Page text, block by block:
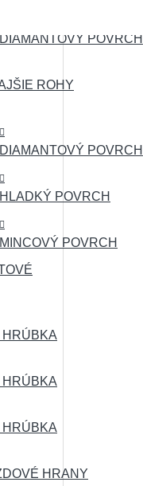
DIAMANTOVÝ POVRCH
ROHY
DIAMANTOVÝ POVRCH
HLADKÝ POVRCH
MINCOVÝ POVRCH
HRÚBKA
HRÚBKA
HRÚBKA
HRANY